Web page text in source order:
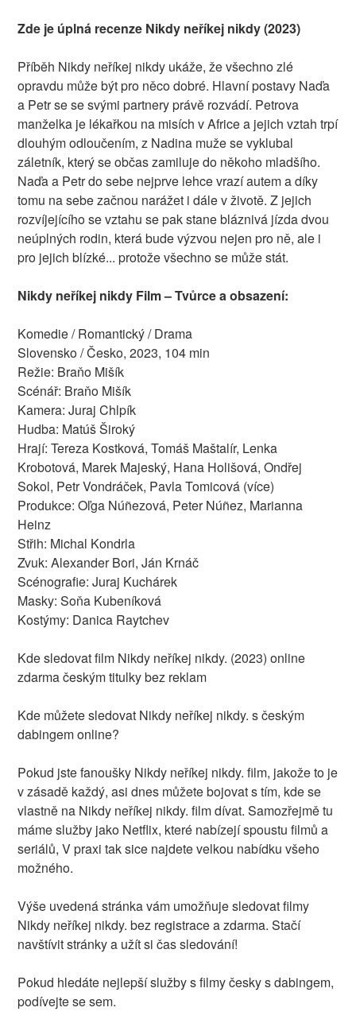
Zde je úplná recenze Nikdy neříkej nikdy (2023)
Příběh Nikdy neříkej nikdy ukáže, že všechno zlé
opravdu může být pro něco dobré. Hlavní postavy Naďa
a Petr se se svými partnery právě rozvádí. Petrova
manželka je lékařkou na misích v Africe a jejich vztah trpí
dlouhým odloučením, z Nadina muže se vyklubal
záletník, který se občas zamiluje do někoho mladšího.
Naďa a Petr do sebe nejprve lehce vrazí autem a díky
tomu na sebe začnou narážet i dále v životě. Z jejich
rozvíjejícího se vztahu se pak stane bláznivá jízda dvou
neúplných rodin, která bude výzvou nejen pro ně, ale i
pro jejich blízké... protože všechno se může stát.
Nikdy neříkej nikdy Film – Tvůrce a obsazení:
Komedie / Romantický / Drama
Slovensko / Česko, 2023, 104 min
Režie: Braňo Mišík
Scénář: Braňo Mišík
Kamera: Juraj Chlpík
Hudba: Matúš Široký
Hrají: Tereza Kostková, Tomáš Maštalír, Lenka
Krobotová, Marek Majeský, Hana Holišová, Ondřej
Sokol, Petr Vondráček, Pavla Tomicová (více)
Produkce: Oľga Núñezová, Peter Núñez, Marianna
Heinz
Střih: Michal Kondrla
Zvuk: Alexander Bori, Ján Krnáč
Scénografie: Juraj Kuchárek
Masky: Soňa Kubeníková
Kostýmy: Danica Raytchev
Kde sledovat film Nikdy neříkej nikdy. (2023) online
zdarma českým titulky bez reklam
Kde můžete sledovat Nikdy neříkej nikdy. s českým
dabingem online?
Pokud jste fanoušky Nikdy neříkej nikdy. film, jakože to je
v zásadě každý, asi dnes můžete bojovat s tím, kde se
vlastně na Nikdy neříkej nikdy. film dívat. Samozřejmě tu
máme služby jako Netflix, které nabízejí spoustu filmů a
seriálů, V praxi tak sice najdete velkou nabídku všeho
možného.
Výše uvedená stránka vám umožňuje sledovat filmy
Nikdy neříkej nikdy. bez registrace a zdarma. Stačí
navštívit stránky a užít si čas sledování!
Pokud hledáte nejlepší služby s filmy česky s dabingem,
podívejte se sem.